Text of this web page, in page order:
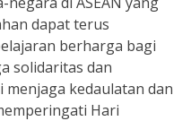
dapat terus
berharga bagi
solidaritas dan
kedaulatan dan
Hari